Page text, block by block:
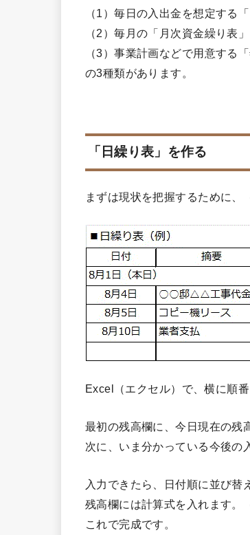
（1）毎日の入出金を想定する「
（2）毎月の「月次資金繰り表」
（3）事業計画などで用意する
の3種類があります。
「日繰り表」を作る
まずは現状を把握するために、
Excel（エクセル）で、横に順
最初の残高欄に、今日現在の残
次に、いま分かっている今後の
入力できたら、日付順に並び替
残高欄には計算式を入れます。
これで完成です。